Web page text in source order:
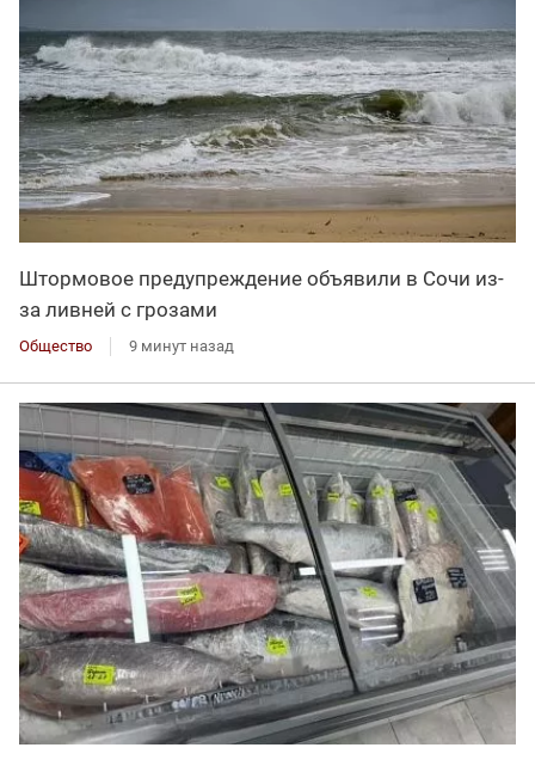
Штормовое предупреждение объявили в Сочи из-
за ливней с грозами
Общество 9 минут назад